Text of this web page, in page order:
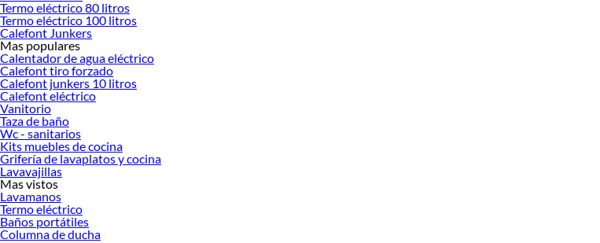
Termo eléctrico 80 litros
Termo eléctrico 100 litros
Calefont Junkers
Mas populares
Calentador de agua eléctrico
Calefont tiro forzado
Calefont junkers 10 litros
Calefont eléctrico
Vanitorio
Taza de baño
Wc - sanitarios
Kits muebles de cocina
Grifería de lavaplatos y cocina
Lavavajillas
Mas vistos
Lavamanos
Termo eléctrico
Baños portátiles
Columna de ducha